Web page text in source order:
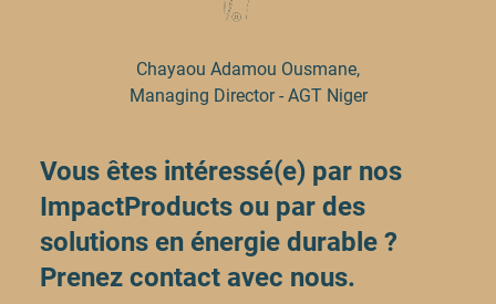
Chayaou Adamou Ousmane,
Managing Director - AGT Niger
Vous êtes intéressé(e) par nos
ImpactProducts ou par des
solutions en énergie durable ?
Prenez contact avec nous.